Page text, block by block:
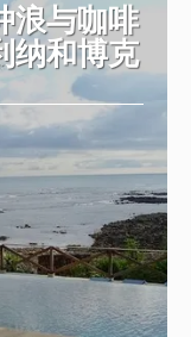
浪与咖啡
和博克